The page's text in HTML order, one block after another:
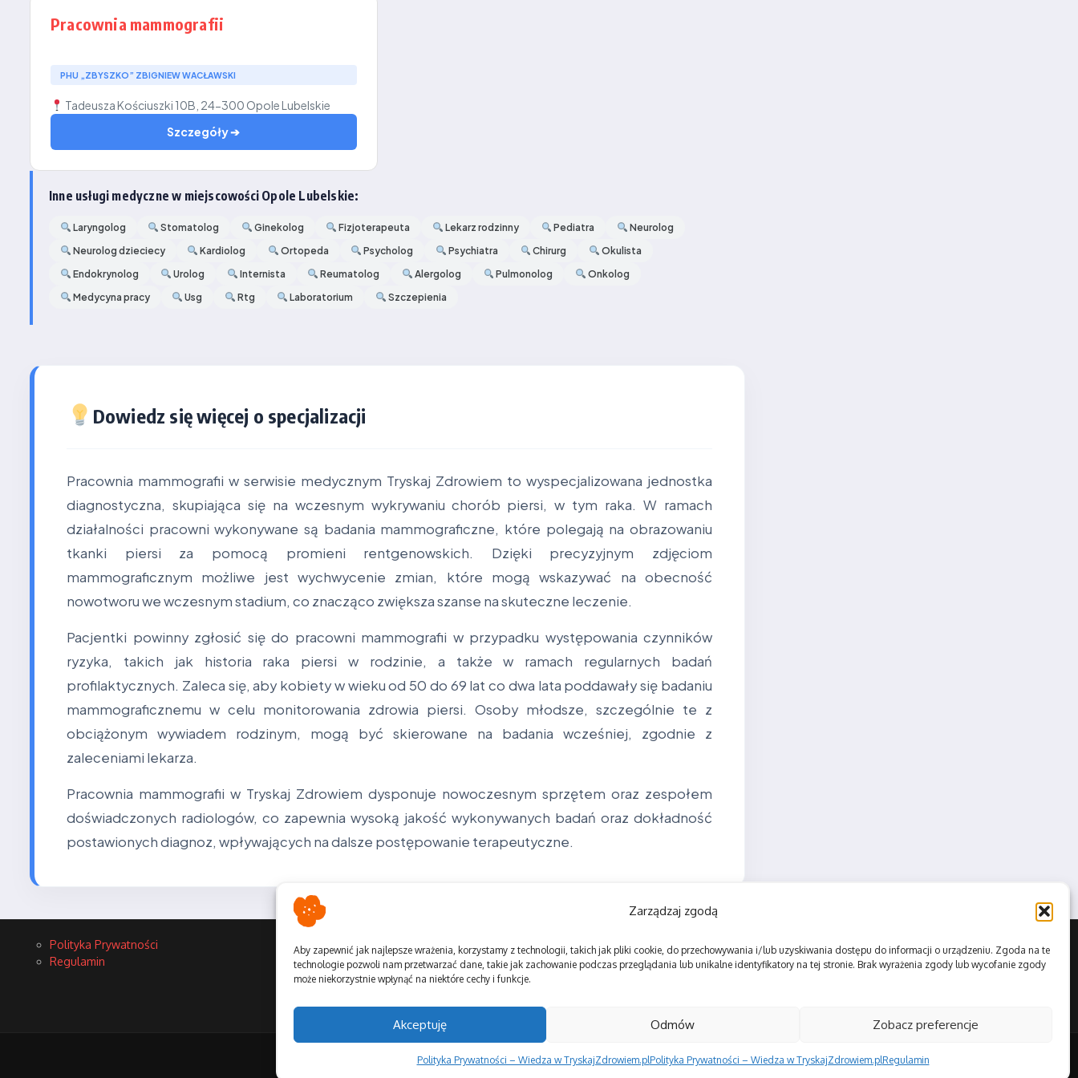
Zarządzaj zgodą
Aby zapewnić jak najlepsze wrażenia, korzystamy z technologii, takich jak pliki cookie, do przechowywania i/lub uzyskiwania dostępu do informacji o urządzeniu. Zgoda na te
technologie pozwoli nam przetwarzać dane, takie jak zachowanie podczas przeglądania lub unikalne identyfikatory na tej stronie. Brak wyrażenia zgody lub wycofanie zgody
może niekorzystnie wpłynąć na niektóre cechy i funkcje.
Akceptuję Odmów Zobacz preferencje
Polityka Prywatności – Wiedza w TryskajZdrowiem.plPolityka Prywatności – Wiedza w TryskajZdrowiem.plRegulamin
Pracownia mammografii
PHU „ZBYSZKO” ZBIGNIEW WACŁAWSKI
Tadeusza Kościuszki 10B, 24-300 Opole Lubelskie
Szczegóły ➔
Inne usługi medyczne w miejscowości Opole Lubelskie:
Laryngolog Stomatolog Ginekolog Fizjoterapeuta Lekarz rodzinny Pediatra
Neurolog
Neurolog dzieciecy
Kardiolog Ortopeda Psycholog Psychiatra Chirurg
Okulista
Endokrynolog
Urolog Internista Reumatolog Alergolog Pulmonolog
Onkolog
Medycyna pracy
Usg Rtg Laboratorium Szczepienia
Dowiedz się więcej o specjalizacji
Pracownia mammografii w serwisie medycznym Tryskaj Zdrowiem to wyspecjalizowana jednostka
diagnostyczna, skupiająca się na wczesnym wykrywaniu chorób piersi, w tym raka. W ramach
działalności pracowni wykonywane są badania mammograficzne, które polegają na obrazowaniu
tkanki piersi za pomocą promieni rentgenowskich. Dzięki precyzyjnym zdjęciom
mammograficznym możliwe jest wychwycenie zmian, które mogą wskazywać na obecność
nowotworu we wczesnym stadium, co znacząco zwiększa szanse na skuteczne leczenie.
Pacjentki powinny zgłosić się do pracowni mammografii w przypadku występowania czynników
ryzyka, takich jak historia raka piersi w rodzinie, a także w ramach regularnych badań
profilaktycznych. Zaleca się, aby kobiety w wieku od 50 do 69 lat co dwa lata poddawały się badaniu
mammograficznemu w celu monitorowania zdrowia piersi. Osoby młodsze, szczególnie te z
obciążonym wywiadem rodzinym, mogą być skierowane na badania wcześniej, zgodnie z
zaleceniami lekarza.
Pracownia mammografii w Tryskaj Zdrowiem dysponuje nowoczesnym sprzętem oraz zespołem
doświadczonych radiologów, co zapewnia wysoką jakość wykonywanych badań oraz dokładność
postawionych diagnoz, wpływających na dalsze postępowanie terapeutyczne.
Polityka Prywatności
Regulamin
Copyright © 2026 Tryskaj Zdrowiem | Zasilane przezMagazyn informacyjny X